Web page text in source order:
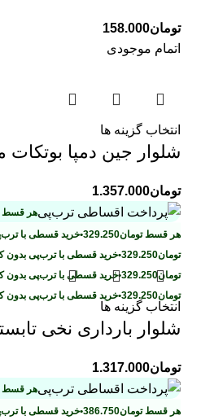
تومان158.000
اتمام موجودی
انتخاب گزینه ها
شلوار جین دمپا بوتکات
تومان1.357.000
هر قسط
هر قسطتومان329.250
•خرید قسطی با
تومان329.250
•خرید قسطی با ترب‌پی بدون
تومان329.250
•خرید قسطی با ترب‌پی بدون
تومان329.250
•خرید قسطی با ترب‌پی بدون
انتخاب گزینه ها
شلوار بارداری نخی
تومان1.317.000
هر قسط
هر قسطتومان386.750
•خرید قسطی با